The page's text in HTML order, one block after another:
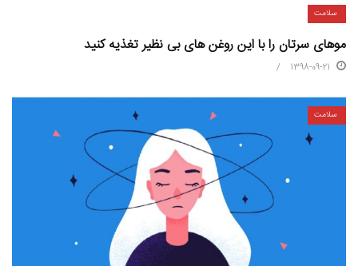
سلامت
موهای سرتان را با این روغن های بی نظیر تغذیه کنید
1398-09-21
سلامت